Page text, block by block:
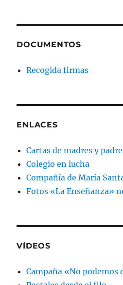
DOCUMENTOS
Recogida firmas
ENLACES
Cartas de madres y
Colegio en lucha
Compañía de María
Fotos «La Enseñanza»
VÍDEOS
Campaña «No podemos